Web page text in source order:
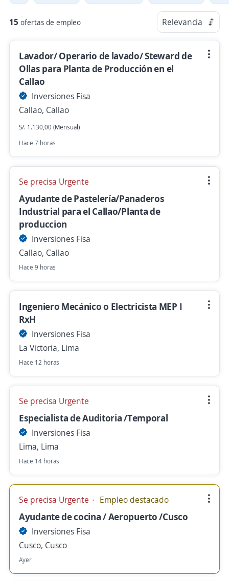
15 ofertas de empleo Relevancia
Lavador/ Operario de lavado/ Steward de
Ollas para Planta de Producción en el
Callao
Inversiones Fisa
Callao, Callao
S/. 1.130,00 (Mensual)
Hace 7 horas
Se precisa Urgente
Ayudante de Pastelería/Panaderos
Industrial para el Callao/Planta de
produccion
Inversiones Fisa
Callao, Callao
Hace 9 horas
Ingeniero Mecánico o Electricista MEP I
RxH
Inversiones Fisa
La Victoria, Lima
Hace 12 horas
Se precisa Urgente
Especialista de Auditoria /Temporal
Inversiones Fisa
Lima, Lima
Hace 14 horas
Se precisa Urgente Empleo destacado
Ayudante de cocina / Aeropuerto /Cusco
Inversiones Fisa
Cusco, Cusco
Ayer